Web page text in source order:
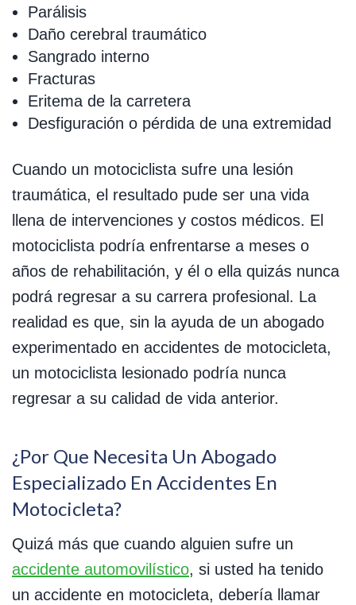
Parálisis
Daño cerebral traumático
Sangrado interno
Fracturas
Eritema de la carretera
Desfiguración o pérdida de una extremidad
Cuando un motociclista sufre una lesión
traumática, el resultado pude ser una vida
llena de intervenciones y costos médicos. El
motociclista podría enfrentarse a meses o
años de rehabilitación, y él o ella quizás nunca
podrá regresar a su carrera profesional. La
realidad es que, sin la ayuda de un abogado
experimentado en accidentes de motocicleta,
un motociclista lesionado podría nunca
regresar a su calidad de vida anterior.
¿Por Que Necesita Un Abogado
Especializado En Accidentes En
Motocicleta?
Quizá más que cuando alguien sufre un
accidente automovilístico, si usted ha tenido
un accidente en motocicleta, debería llamar